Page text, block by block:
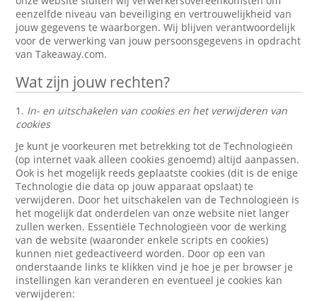
eenzelfde niveau van beveiliging en vertrouwelijkheid van
jouw gegevens te waarborgen. Wij blijven verantwoordelijk
voor de verwerking van jouw persoonsgegevens in opdracht
van Takeaway.com.
Wat zijn jouw rechten?
1. In- en uitschakelen van cookies en het verwijderen van
cookies
Je kunt je voorkeuren met betrekking tot de Technologieën
(op internet vaak alleen cookies genoemd) altijd aanpassen.
Ook is het mogelijk reeds geplaatste cookies (dit is de enige
Technologie die data op jouw apparaat opslaat) te
verwijderen. Door het uitschakelen van de Technologieën is
het mogelijk dat onderdelen van onze website niet langer
zullen werken. Essentiële Technologieën voor de werking
van de website (waaronder enkele scripts en cookies)
kunnen niet gedeactiveerd worden. Door op een van
onderstaande links te klikken vind je hoe je per browser je
instellingen kan veranderen en eventueel je cookies kan
verwijderen: